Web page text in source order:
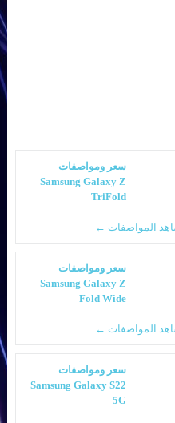
سعر ومواصفات
Samsung Galaxy Z
TriFold
المواصفات ←
سعر ومواصفات
Samsung Galaxy Z
Fold Wide
المواصفات ←
سعر ومواصفات
Samsung Galaxy S22
5G